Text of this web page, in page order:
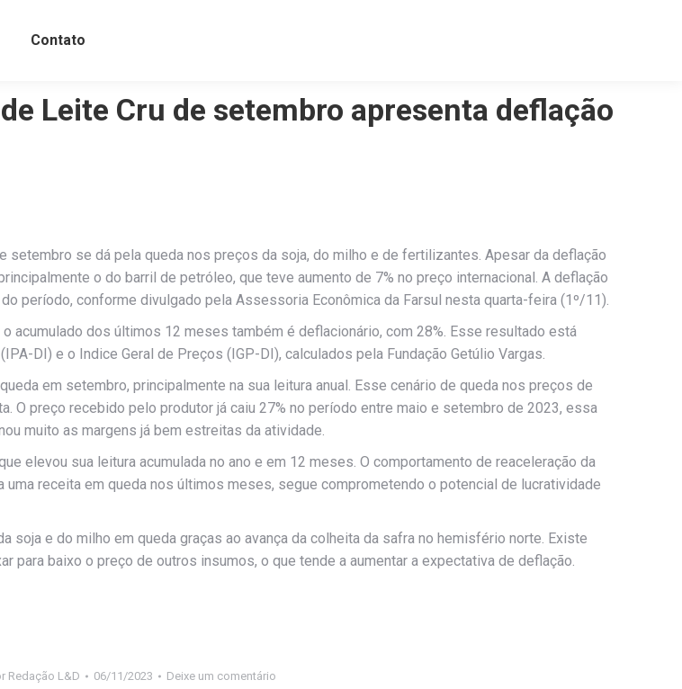
Contato
Leite Cru de setembro apresenta deflação
setembro se dá pela queda nos preços da soja, do milho e de fertilizantes. Apesar da deflação
o do barril de petróleo, que teve aumento de 7% no preço internacional. A deflação
período, conforme divulgado pela Assessoria Econômica da Farsul nesta quarta-feira (1º/11).
acumulado dos últimos 12 meses também é deflacionário, com 28%. Esse resultado está
DI) e o Indice Geral de Preços (IGP-DI), calculados pela Fundação Getúlio Vargas.
em setembro, principalmente na sua leitura anual. Esse cenário de queda nos preços de
preço recebido pelo produtor já caiu 27% no período entre maio e setembro de 2023, essa
muito as margens já bem estreitas da atividade.
elevou sua leitura acumulada no ano e em 12 meses. O comportamento de reaceleração da
receita em queda nos últimos meses, segue comprometendo o potencial de lucratividade
soja e do milho em queda graças ao avança da colheita da safra no hemisfério norte. Existe
para baixo o preço de outros insumos, o que tende a aumentar a expectativa de deflação.
Redação L&D 06/11/2023 Deixe um comentário